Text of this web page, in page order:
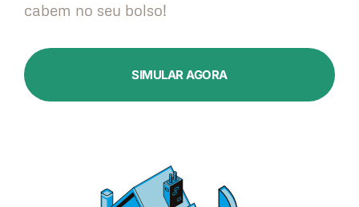
cabem no seu bolso!
SIMULAR AGORA